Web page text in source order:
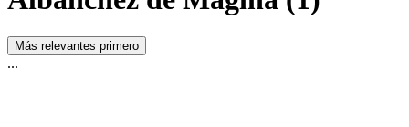
Más relevantes primero
...